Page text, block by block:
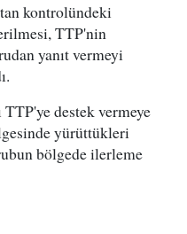
kontrolündeki
TTP'nin
yanıt vermeyi
TTP'ye destek vermeye
yürüttükleri
bölgede ilerleme